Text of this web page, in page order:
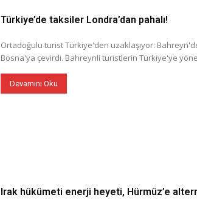
Türkiye’de taksiler Londra’dan pahalı!
Ortadoğulu turist Türkiye'den uzaklaşıyor:
Bosna'ya çevirdi. Bahreynli turistlerin Türkiye'ye
Devamını Oku
Irak hükümeti enerji heyeti, Hürmüz’e